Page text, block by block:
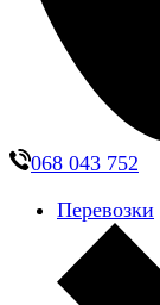
068 043 752
Перевозки